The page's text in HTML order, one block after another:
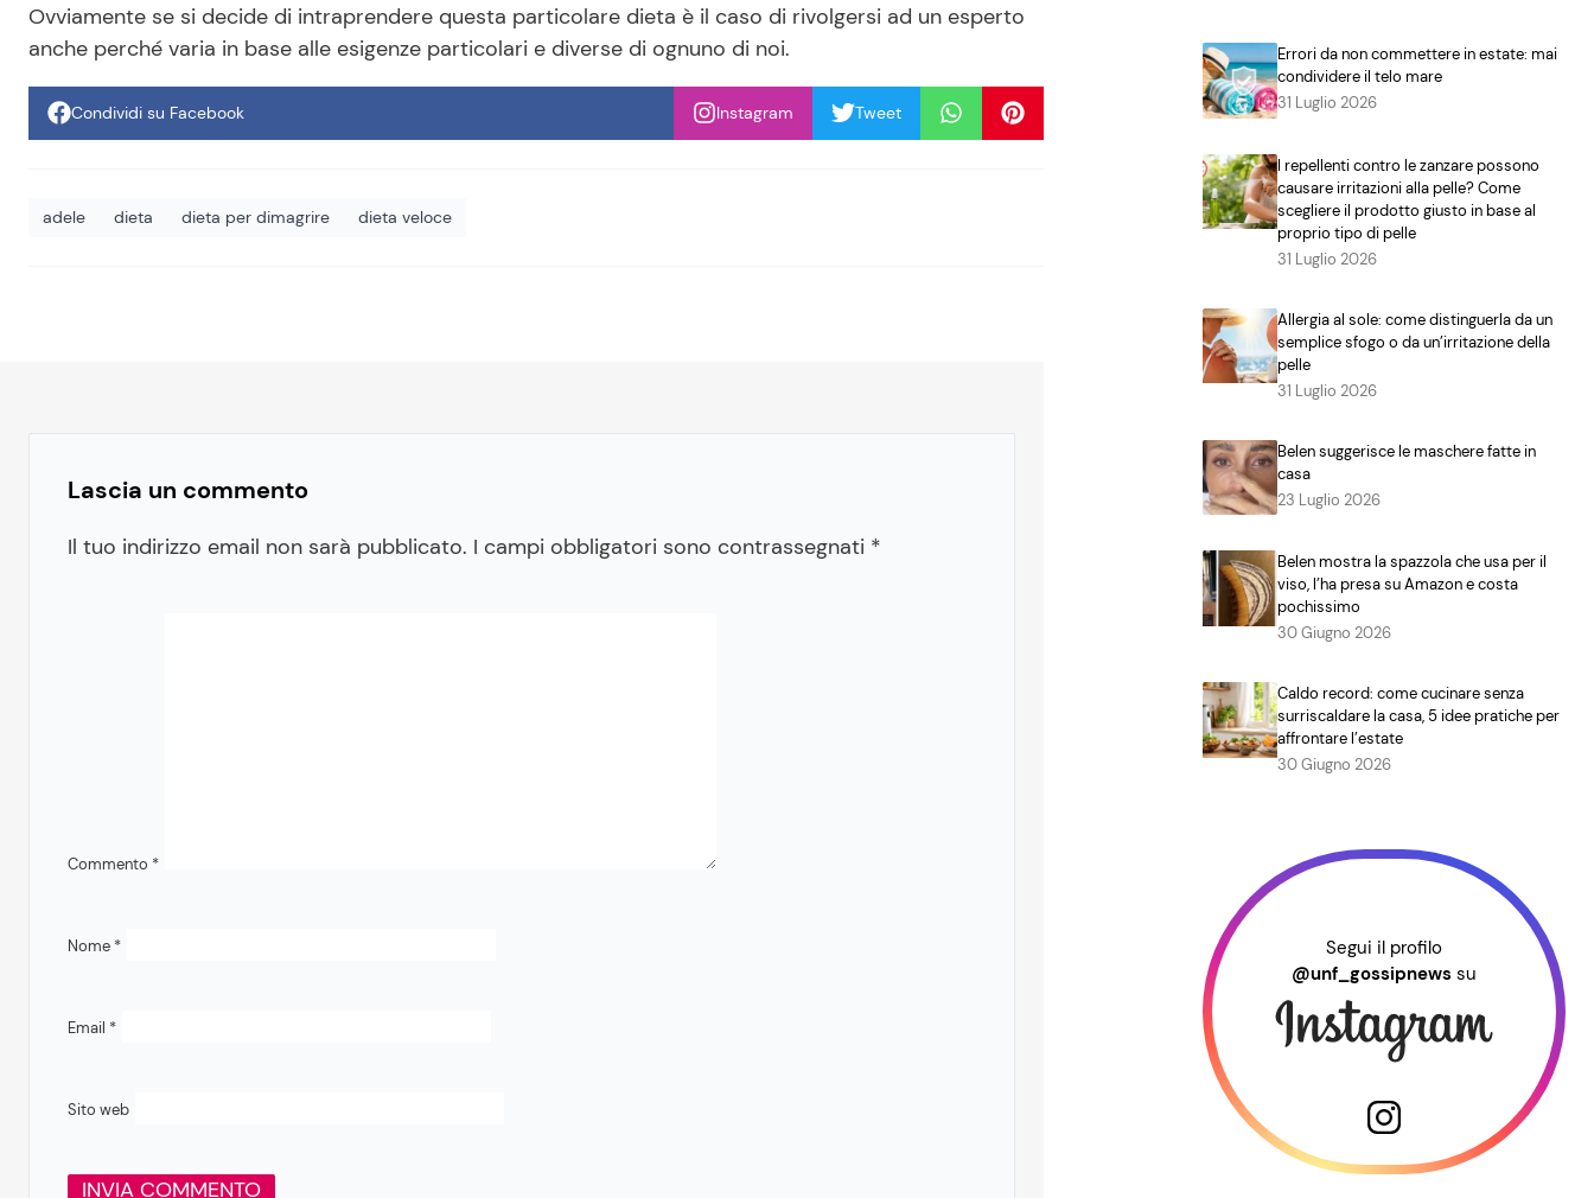
Ovviamente se si decide di intraprendere questa particolare dieta è il caso di rivolgersi ad un esperto
anche perché varia in base alle esigenze particolari e diverse di ognuno di noi.
Condividi su Facebook Instagram Tweet
adele dieta dieta per dimagrire dieta veloce
Lascia un commento
Il tuo indirizzo email non sarà pubblicato. I campi obbligatori sono contrassegnati *
Commento *
Nome *
Email *
Sito web
Errori da non commettere in estate: mai
condividere il telo mare
31 Luglio 2026
I repellenti contro le zanzare possono
causare irritazioni alla pelle? Come
scegliere il prodotto giusto in base al
proprio tipo di pelle
31 Luglio 2026
Allergia al sole: come distinguerla da un
semplice sfogo o da un’irritazione della
pelle
31 Luglio 2026
Belen suggerisce le maschere fatte in
casa
23 Luglio 2026
Belen mostra la spazzola che usa per il
viso, l’ha presa su Amazon e costa
pochissimo
30 Giugno 2026
Caldo record: come cucinare senza
surriscaldare la casa, 5 idee pratiche per
affrontare l’estate
30 Giugno 2026
Segui il profilo
@unf_gossipnews su